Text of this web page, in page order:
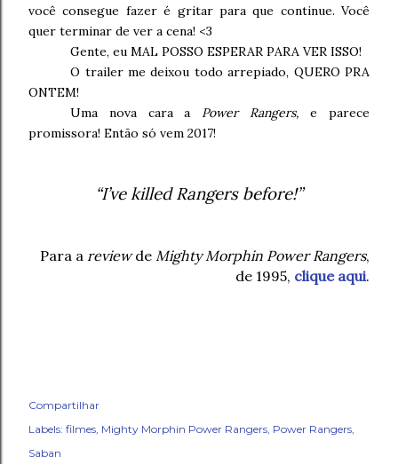
você consegue fazer é gritar para que continue. Você
quer terminar de ver a cena! <3
Gente, eu MAL POSSO ESPERAR PARA VER ISSO!
O trailer me deixou todo arrepiado, QUERO PRA
ONTEM!
Uma nova cara a Power Rangers,e parece
promissora! Então só vem 2017!
“I’ve killed Rangers before!”
Para a reviewde Mighty Morphin Power Rangers,
de 1995, clique aqui.
Compartilhar
Labels: filmes Mighty Morphin Power Rangers Power Rangers
Saban